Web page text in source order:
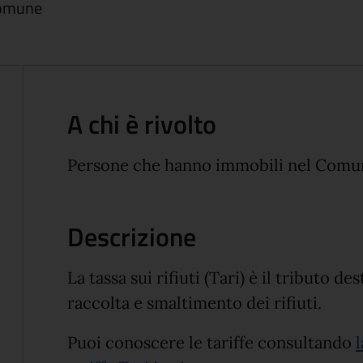
A chi è rivolto
Persone che hanno immobili nel
Descrizione
La tassa sui rifiuti (Tari) è il tributo
raccolta e smaltimento dei rifiuti.
Puoi conoscere le tariffe consultando